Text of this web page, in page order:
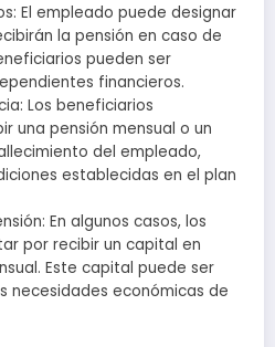
El empleado puede designar
la pensión en caso de
pueden ser
financieros.
Los beneficiarios
una pensión mensual o un
del empleado,
establecidas en el plan
En algunos casos, los
por recibir un capital en
Este capital puede ser
necesidades económicas de